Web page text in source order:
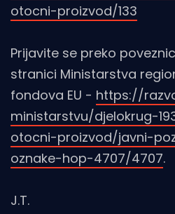
otocni-proizvod/133
Prijavite se preko
stranici Ministarstva
fondova EU - https://
ministarstvu/djelokrug-
otocni-proizvod/javni-
oznake-hop-4707/4707.
J.T.